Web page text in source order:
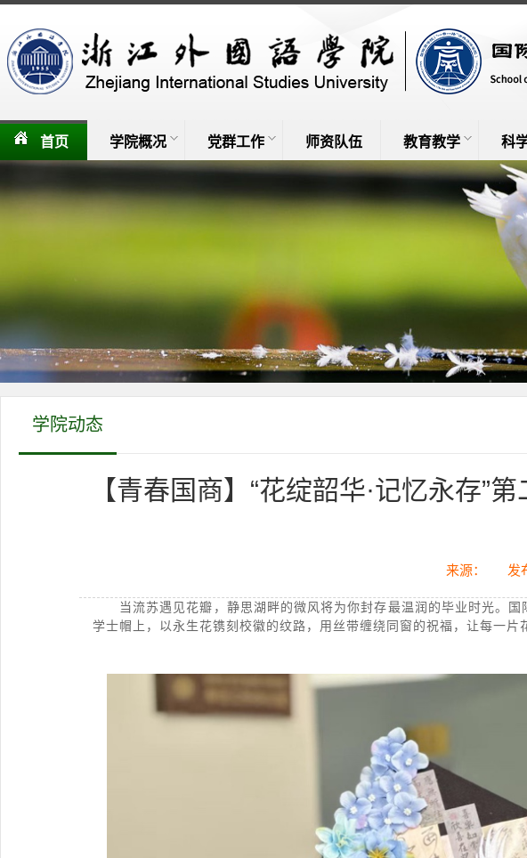
首页 学院概况 党群工作 师资队伍 教育教学 科
学院动态
【青春国商】“花绽韶华·记忆永存”
来源： 发
当流苏遇见花瓣，静思湖畔的微风将为你封存最温润的毕业时光。
学士帽上，以永生花镌刻校徽的纹路，用丝带缠绕同窗的祝福，让每一片